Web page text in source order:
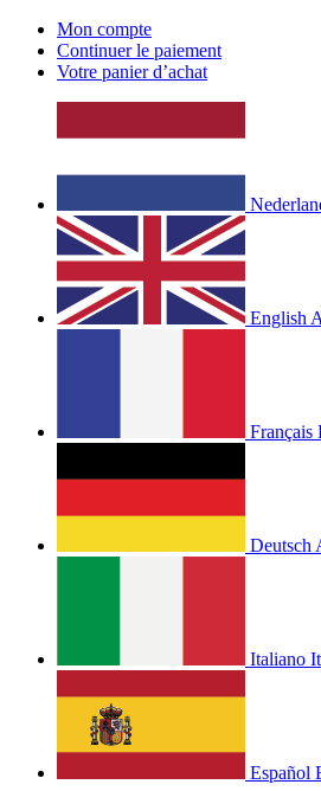
Mon compte
Continuer le paiement
Votre panier d’achat
English
Français
Deutsch
Italiano
Español